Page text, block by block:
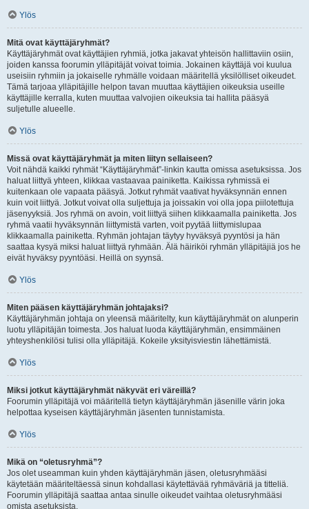
Ylös
Mitä ovat käyttäjäryhmät?
Käyttäjäryhmät ovat käyttäjien ryhmiä, jotka jakavat yhteisön hallittaviin osiin,
joiden kanssa foorumin ylläpitäjät voivat toimia. Jokainen käyttäjä voi kuulua
useisiin ryhmiin ja jokaiselle ryhmälle voidaan määritellä yksilölliset oikeudet.
Tämä tarjoaa ylläpitäjille helpon tavan muuttaa käyttäjien oikeuksia useille
käyttäjille kerralla, kuten muuttaa valvojien oikeuksia tai hallita pääsyä
suljetulle alueelle.
Ylös
Missä ovat käyttäjäryhmät ja miten liityn sellaiseen?
Voit nähdä kaikki ryhmät “Käyttäjäryhmät”-linkin kautta omissa asetuksissa. Jos
haluat liittyä yhteen, klikkaa vastaavaa painiketta. Kaikissa ryhmissä ei
kuitenkaan ole vapaata pääsyä. Jotkut ryhmät vaativat hyväksynnän ennen
kuin voit liittyä. Jotkut voivat olla suljettuja ja joissakin voi olla jopa piilotettuja
jäsenyyksiä. Jos ryhmä on avoin, voit liittyä siihen klikkaamalla painiketta. Jos
ryhmä vaatii hyväksynnän liittymistä varten, voit pyytää liittymislupaa
klikkaamalla painiketta. Ryhmän johtajan täytyy hyväksyä pyyntösi ja hän
saattaa kysyä miksi haluat liittyä ryhmään. Älä häiriköi ryhmän ylläpitäjiä jos he
eivät hyväksy pyyntöäsi. Heillä on syynsä.
Ylös
Miten pääsen käyttäjäryhmän johtajaksi?
Käyttäjäryhmän johtaja on yleensä määritelty, kun käyttäjäryhmät on alunperin
luotu ylläpitäjän toimesta. Jos haluat luoda käyttäjäryhmän, ensimmäinen
yhteyshenkilösi tulisi olla ylläpitäjä. Kokeile yksityisviestin lähettämistä.
Ylös
Miksi jotkut käyttäjäryhmät näkyvät eri väreillä?
Foorumin ylläpitäjä voi määritellä tietyn käyttäjäryhmän jäsenille värin joka
helpottaa kyseisen käyttäjäryhmän jäsenten tunnistamista.
Ylös
Mikä on “oletusryhmä”?
Jos olet useamman kuin yhden käyttäjäryhmän jäsen, oletusryhmääsi
käytetään määriteltäessä sinun kohdallasi käytettävää ryhmäväriä ja titteliä.
Foorumin ylläpitäjä saattaa antaa sinulle oikeudet vaihtaa oletusryhmääsi
omista asetuksista.